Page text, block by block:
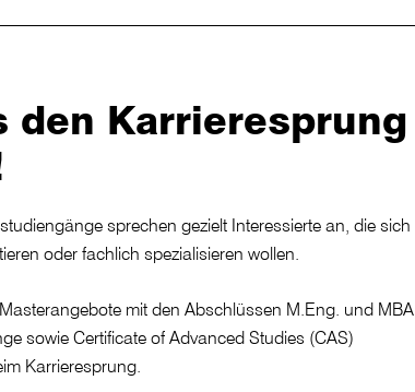
den Karrieresprung
sprechen gezielt Interessierte an, die sich
oder fachlich spezialisieren wollen.
mit den Abschlüssen M.Eng. und MBA,
sowie Certificate of Advanced Studies (CAS)
Karrieresprung.